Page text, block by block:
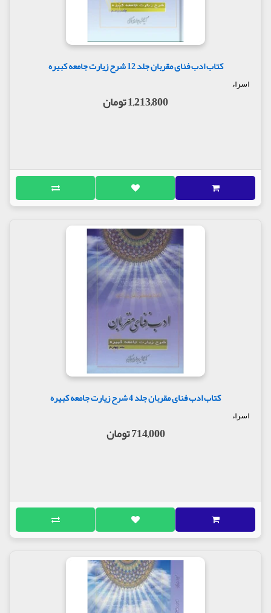
کتاب ادب فنای مقربان جلد 12 شرح زیارت جامعه کبیره
اسراء
1,213,800 تومان
کتاب ادب فنای مقربان جلد 4 شرح زیارت جامعه کبیره
اسراء
714,000 تومان